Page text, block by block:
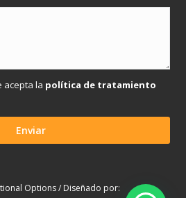
acepta la política de tratamiento
Options / Diseñado por: